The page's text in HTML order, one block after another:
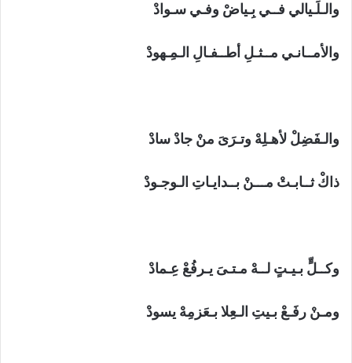
والـلِّـيالي فــي بِـياضْ وفـي سـوادْ
والأمــانـي مــثـلِ أطــفـالِ الـمِـهودْ
والـفَضِلْ لأهـلِهْ وتـرَىَ منْ جادْ سادْ
ذاكْ ثــابـتْ مـــنْ بــدايـاتِ الـوجـودْ
وكــلٍّ بـيـتٍ لــهْ مـتـىَ يـرفُعْ عِـمادْ
ومـنْ رفَـعْ بـيتِ الـعِلا بـعَزمِهْ يسودْ